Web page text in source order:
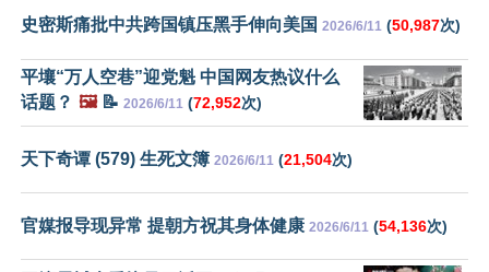
史密斯痛批中共跨国镇压黑手伸向美国 2026/6/11 (50,987次)
平壤“万人空巷”迎党魁 中国网友热议什么
话题？ 🖼️📝 2026/6/11 (72,952次)
天下奇谭 (579) 生死文簿 2026/6/11 (21,504次)
官媒报导现异常 提朝方祝其身体健康 2026/6/11 (54,136次)